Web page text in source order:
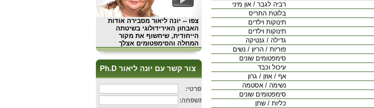
צפו -- יונה ליאור מסבירה אודות
האבחון האירידולוגי בשיטתה
הייחודית, שיחשוף את מקור
המחלה והסימפטומים אצלך
צור קשר עם יונה ליאור Ph.D
רביה לגבר / און מיני
בלוטת התריס
תינוקות וילדים
תינוקות וילדים
גדילה / גנטיקה
פוריות / הריון / נשים
סימפטומים שונים
עיכול וכבד
אף / אוזן / גרון
נשימה / אסטמה
סימפטומים שונים
כליות / שתן